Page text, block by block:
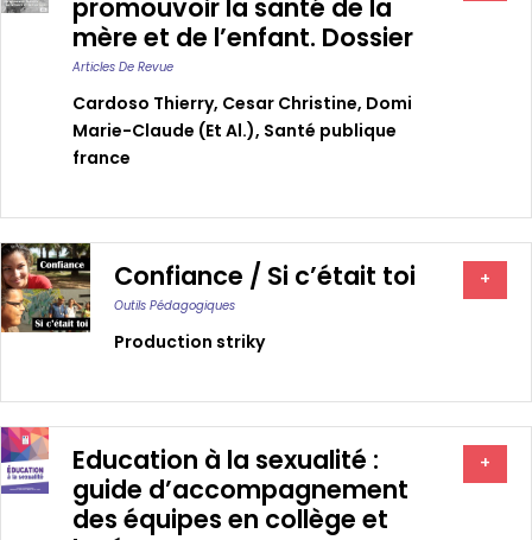
promouvoir la santé de la
mère et de l’enfant. Dossier
Articles De Revue
Cardoso Thierry, Cesar Christine, Domi
Marie-Claude (et Al.), Santé publique
france
Confiance / Si c’était toi
Outils Pédagogiques
Production striky
+
Education à la sexualité :
guide d’accompagnement
des équipes en collège et
+